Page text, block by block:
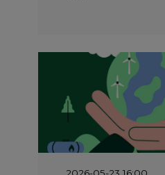
2026-05-23 16:00